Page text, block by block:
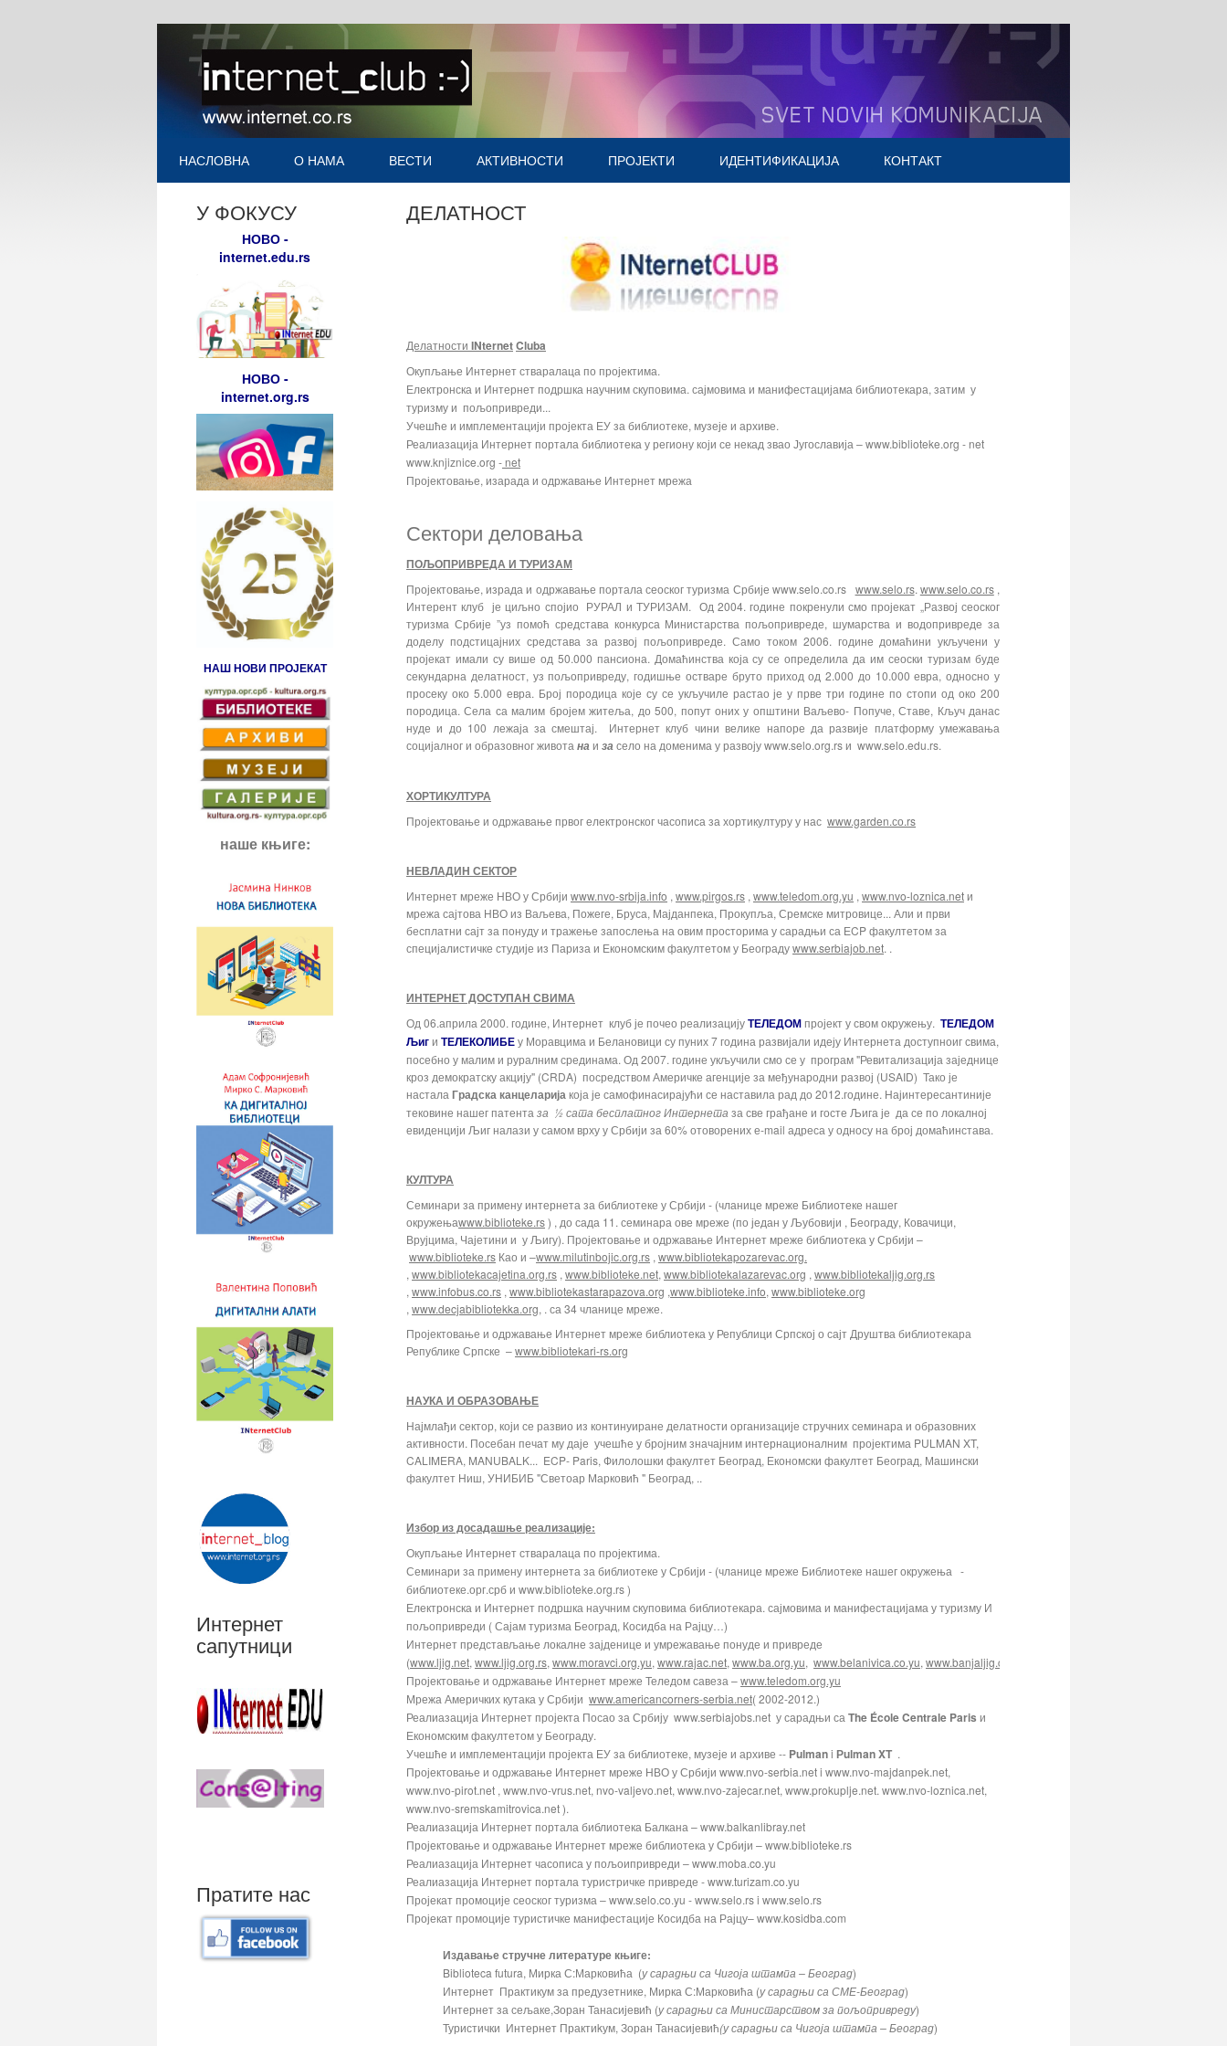
Насловна English Претрага Mali poslovni program
НАСЛОВНА О НАМА ВЕСТИ АКТИВНОСТИ ПРОЈЕКТИ ИДЕНТИФИКАЦИЈА КОНТАКТ
У ФОКУСУ
НОВО -
internet.edu.rs
НОВО -
internet.org.rs
НАШ НОВИ ПРОЈЕКАТ
наше књиге:
Интернет
сапутници
Пратите нас
ДЕЛАТНОСТ
Делатности INternetCluba
Окупљање Интернет стваралаца по пројектима.
Електронска и Интернет подршка научним скуповима. сајмовима и манифестацијама библиотекара, затим у
туризму и пољопривреди...
Учешће и имплементацији пројекта ЕУ за библиотеке, музеје и архиве.
Реалиазација Интернет портала библиотека у региону који се некад звао Југославија – www.biblioteke.org - net
www.knjiznice.org - net
Пројектовање, изарада и одржавање Интернет мрежа
Сектори деловања
ПОЉОПРИВРЕДА И ТУРИЗАМ
Пројектовање, израда и одржавање портала сеоског туризма Србије www.selo.co.rs www.selo.rs. www.selo.co.rs,
Интерент клуб је циљно спојио РУРАЛ и ТУРИЗАМ. Од 2004. године покренули смо пројекат „Развој сеоског
туризма Србије ”уз помоћ средстава конкурса Министарства пољопривреде, шумарства и водопривреде за
доделу подстицајних средстава за развој пољопривреде. Само током 2006. године домаћини укључени у
пројекат имали су више од 50.000 пансиона. Домаћинства која су се определила да им сеоски туризам буде
секундарна делатност, уз пољопривреду, годишње остваре бруто приход од 2.000 до 10.000 евра, односно у
просеку око 5.000 евра. Број породица које су се укључиле растао је у прве три године по стопи од око 200
породица. Села са малим бројем житеља, до 500, попут оних у општини Ваљево- Попуче, Ставе, Кључ данас
нуде и до 100 лежаја за смештај. Интернет клуб чини велике напоре да развије платформу умежавања
социјалног и образовног живота наи засело на доменима у развоју www.selo.org.rs и www.selo.edu.rs.
ХОРТИКУЛТУРА
Пројектовање и одржавање првог електронског часописа за хортикултуру у нас www.garden.со.rs
НЕВЛАДИН СЕКТОР
Интернет мреже НВО у Србији www.nvo-srbija.info , www.pirgos.rs , www.teledom.org.yu , www.nvo-loznica.netи
мрежа сајтова НВО из Ваљева, Пожеге, Бруса, Мајданпека, Прокупља, Сремске митровице... Али и први
бесплатни сајт за понуду и тражење запослења на овим просторима у сарадњи са ЕCP факултетом за
специјалистичке студије из Париза и Економским факултетом у Београдуwww.serbiajob.net. .
ИНТЕРНЕТ ДОСТУПАН СВИМА
Од 06.априла 2000. године, Интернет клуб је почео реализацијуТЕЛЕДОМпројект у свом окружењу. ТЕЛЕДОМ
Љиги ТЕЛЕКОЛИБЕу Моравцима и Белановици су пуних 7 година развијали идеју Интернета доступноиг свима,
посебно у малим и руралним срединама. Од 2007. године укључили смо се у програм "Ревитализација заједнице
кроз демократску акцију" (CRDA) посредством Америчке агенције за међународни развој (USAID) Тако је
настала Градска канцеларијакоја је самофинасирајући се наставила рад до 2012.године. Најинтересантиније
тековине нашег патента за ½ сата бесплатног Интернета за све грађане и госте Љига је да се по локалној
евиденцији Љиг налази у самом врху у Србији за 60% отоворених е-mail адреса у односу на број домаћинстава.
КУЛТУРА
Семинари за примену интернета за библиотеке у Србији - (чланице мреже Библиотеке нашег
окружењаwww.biblioteke.rs) , до сада 11. семинара ове мреже (по један у Љубовији , Београду, Ковачици,
Врујцима, Чајетини и у Љигу). Пројектовање и одржавање Интернет мреже библиотека у Србији –
www.biblioteke.rs Као и –www.milutinbojic.org.rs , www.bibliotekapozarevac.org.
, www.bibliotekacajetina.org.rs , www.biblioteke.net, www.bibliotekalazarevac.org , www.bibliotekaljig.org.rs
, www.infobus.co.rs , www.bibliotekastarapazova.org ,www.biblioteke.info, www.biblioteke.org
, www.decjabibliotekka.org, . са 34 чланице мреже.
Пројектовање и одржавање Интернет мреже библиотека у Републици Српској о сајт Друштва библиотекара
Републике Српске –www.bibliotekari-rs.org
НАУКА И ОБРАЗОВАЊЕ
Најмлађи сектор, који се развио из континуиране делатности организације стручних семинара и образовних
активности. Посебан печат му даје учешће у бројним значајним интернационалним пројектима PULMAN XT,
CALIMERA, MANUBALK... ECP- Paris, Филолошки факултет Београд, Економски факултет Београд, Машински
факултет Ниш, УНИБИБ "Светоар Марковић " Београд, ..
Избор из досадашње реализације:
Окупљање Интернет стваралаца по пројектима.
Семинари за примену интернета за библиотеке у Србији - (чланице мреже Библиотеке нашег окружења -
библиотеке.орг.срб и www.biblioteke.org.rs )
Електронска и Интернет подршка научним скуповима библиотекара. сајмовима и манифестацијама у туризму И
пољопривреди ( Сајам туризма Београд, Косидба на Рајцу…)
Интернет представљање локалне зајденице и умрежавање понуде и привреде
(www.ljig.net, www.ljig.org.rs, www.moravci.org.yu, www.rajac.net, www.ba.org.yu, www.belanivica.co.yu, www.banjaljig.com
Пројектовање и одржавање Интернет мреже Теледом савеза –www.teledom.org.yu
Мрежа Америчких кутака у Србији www.americancorners-serbia.net( 2002-2012.)
Реалиазација Интернет пројекта Посао за Србију www.serbiajobs.net у сарадњи са The École Centrale Paris и
Економским факултетом у Београду.
Учешће и имплементацији пројекта ЕУ за библиотеке, музеје и архиве -- Pulmani Рulman XT .
Пројектовање и одржавање Интернет мреже НВО у Србији www.nvo-serbia.net i www.nvo-majdanpek.net,
www.nvo-pirot.net , www.nvo-vrus.net, nvo-valjevo.net, www.nvo-zajecar.net, www.prokuplje.net. www.nvo-loznica.net,
www.nvo-sremskamitrovica.net ).
Реалиазација Интернет портала библиотека Балкана – www.balkanlibray.net
Пројектовање и одржавање Интернет мреже библиотека у Србији – www.biblioteke.rs
Реалиазација Интернет часописа у пољоипривреди – www.moba.co.yu
Реалиазација Интернет портала туристричке привреде - www.turizam.co.yu
Пројекат промоције сеоског туризма – www.selo.co.yu - www.selo.rs i www.selo.rs
Пројекат промоције туристичке манифестације Косидба на Рајцу– www.kosidba.com
Издавање стручне литературе књиге:
Biblioteca futura, Мирка С:Марковића (у сарадњи са Чигоја штампа – Београд)
Интернет Практикум за предузетнике, Мирка С:Марковића (у сарадњи са СМЕ-Београд)
Интернет за сељаке,Зоран Танасијевић (у сарадњи са Министарством за пољопривреду)
Туристички Интернет Практиkум, Зоран Танасијевић(у сарадњи са Чигоја штампа – Београд)